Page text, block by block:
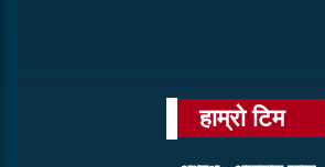
हाम्रो टिम